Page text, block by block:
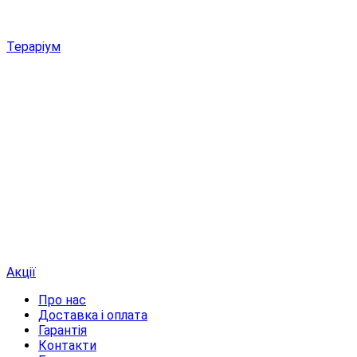
Тераріум
Акції
Про нас
Доставка і оплата
Гарантія
Контакти